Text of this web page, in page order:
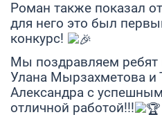
Роман также показал
для него это был
конкурс!
Мы поздравляем ребят
Улана Мырзахметова и
Александра с
отличной работой!!!